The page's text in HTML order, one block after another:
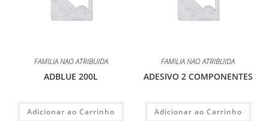
FAMILIA NAO ATRIBUIDA
ADBLUE 200L
Adicionar ao Carrinho
FAMILIA NAO ATRIBUIDA
ADESIVO 2 COMPONENTES
Adicionar ao Carrinho